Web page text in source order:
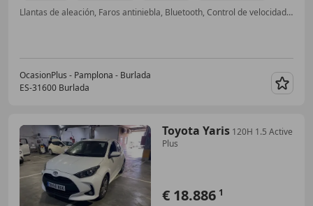
Llantas de aleación, Faros antiniebla, Bluetooth, Control de velocidad, Airbag acompañante, Airbags laterales, USB, Cierre centralizado
OcasionPlus - Pamplona - Burlada
ES-31600 Burlada
Toyota Yaris 120H 1.5 Active
Plus
€ 18.886 1